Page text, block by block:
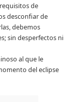
de
desconfiar de
debemos
sin desperfectos ni
al que le
del eclipse